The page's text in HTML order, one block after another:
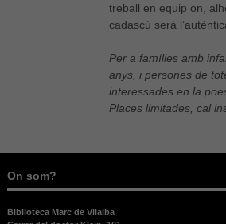
treball en equip on,
cadascú serà
Per a famílies amb
anys, i persones de
interessades en la
Places limitades, cal
On som?
Biblioteca Marc de Vilalba